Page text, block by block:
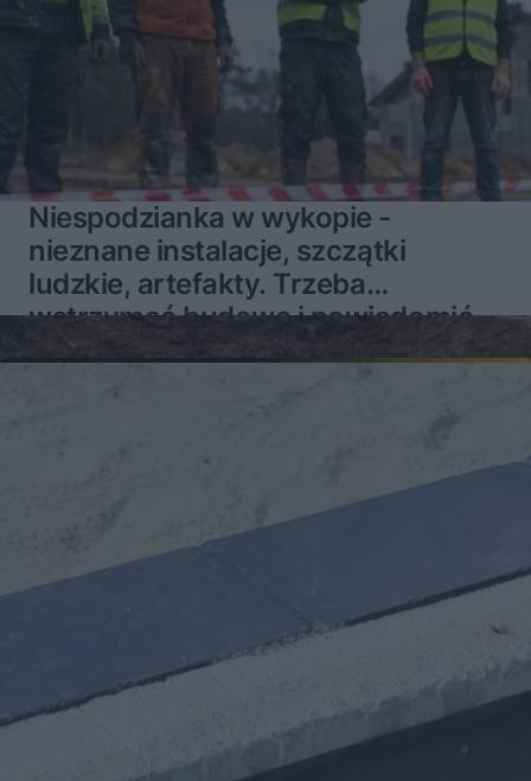
Niespodzianka w wykopie -
nieznane instalacje, szczątki
ludzkie, artefakty. Trzeba
wstrzymać budowę i powiadomić
służby